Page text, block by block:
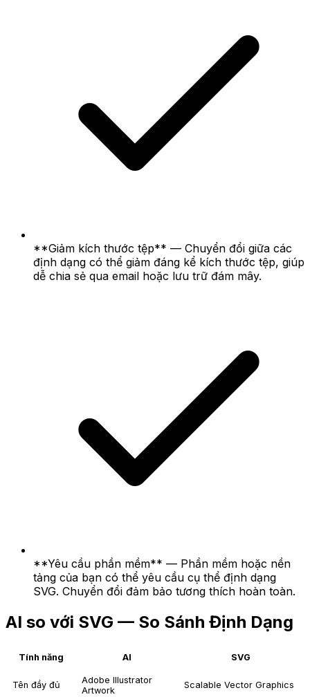
**Giảm kích thước tệp** — Chuyển đổi giữa các
định dạng có thể giảm đáng kể kích thước tệp, giúp
dễ chia sẻ qua email hoặc lưu trữ đám mây.
**Yêu cầu phần mềm** — Phần mềm hoặc nền
tảng của bạn có thể yêu cầu cụ thể định dạng
SVG. Chuyển đổi đảm bảo tương thích hoàn toàn.
AI so với SVG — So Sánh Định Dạng
Tính năng AI SVG
Tên đầy đủ
Adobe Illustrator
Artwork
Scalable Vector Graphics